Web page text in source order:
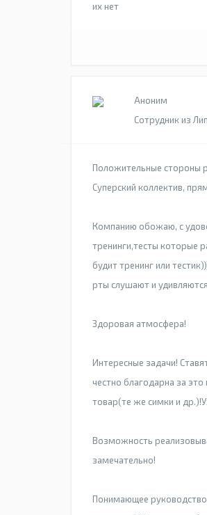
их нет
Аноним
Сотрудник из
Положительные стороны
Суперский коллектив,
Компанию обожаю, с
тренинги,тесты которые
будит тренинг или
рты слушают и
Здоровая атмосфера!
Интересные задачи!
честно благодарна за
товар(те же симки и
Возможность
замечательно!
Понимающее